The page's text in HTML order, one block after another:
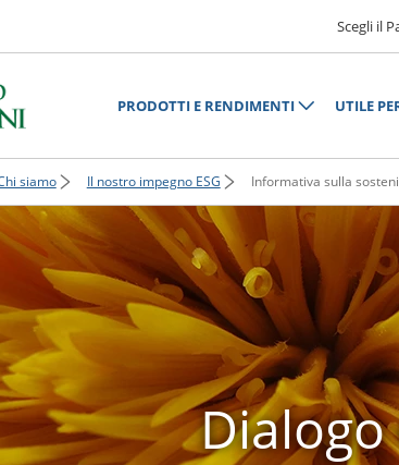
Scegli il
PRODOTTI E RENDIMENTI UTILE
siamo Il nostro impegno ESG Informativa sulla